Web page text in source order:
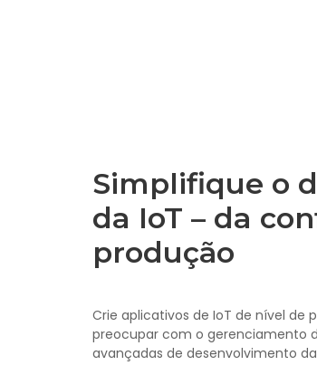
Simplifique o
da IoT – da
produção
Crie aplicativos de IoT de nível de
preocupar com o gerenciamento
avançadas de desenvolvimento